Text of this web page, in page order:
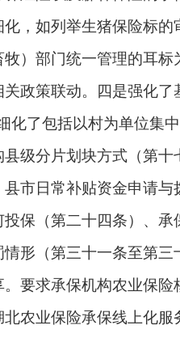
，如列举生猪保险标的
）部门统一管理的耳标
政策联动。四是强化了
化了包括以村为单位集
县级分片划块方式（第
市日常补贴资金申请与
保（第二十四条）、承
情形（第三十一条至第
要求承保机构农业保险
农业保险承保线上化服